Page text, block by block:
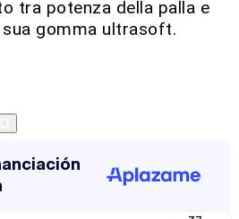
tra potenza della palla e
gomma ultrasoft.